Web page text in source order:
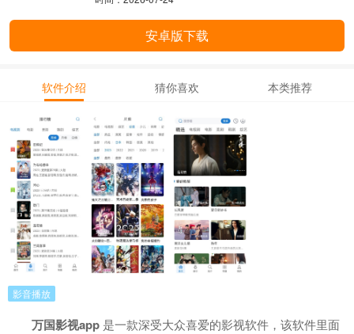
安卓版下载
软件介绍 猜你喜欢 本类推荐
影音播放
万国影视app 是一款深受大众喜爱的影视软件，该软件里面